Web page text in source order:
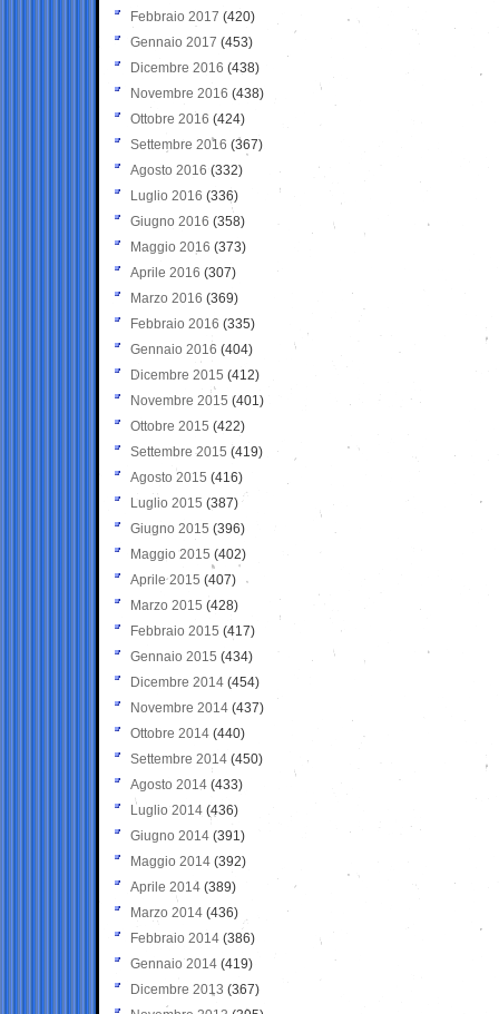
Febbraio 2017 (420)
Gennaio 2017 (453)
Dicembre 2016 (438)
Novembre 2016 (438)
Ottobre 2016 (424)
Settembre 2016 (367)
Agosto 2016 (332)
Luglio 2016 (336)
Giugno 2016 (358)
Maggio 2016 (373)
Aprile 2016 (307)
Marzo 2016 (369)
Febbraio 2016 (335)
Gennaio 2016 (404)
Dicembre 2015 (412)
Novembre 2015 (401)
Ottobre 2015 (422)
Settembre 2015 (419)
Agosto 2015 (416)
Luglio 2015 (387)
Giugno 2015 (396)
Maggio 2015 (402)
Aprile 2015 (407)
Marzo 2015 (428)
Febbraio 2015 (417)
Gennaio 2015 (434)
Dicembre 2014 (454)
Novembre 2014 (437)
Ottobre 2014 (440)
Settembre 2014 (450)
Agosto 2014 (433)
Luglio 2014 (436)
Giugno 2014 (391)
Maggio 2014 (392)
Aprile 2014 (389)
Marzo 2014 (436)
Febbraio 2014 (386)
Gennaio 2014 (419)
Dicembre 2013 (367)